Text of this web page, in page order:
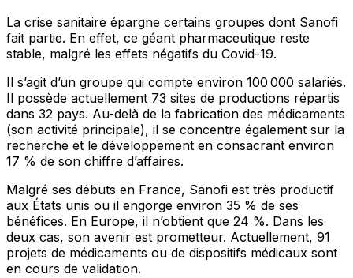
La crise sanitaire épargne certains groupes dont Sanofi
fait partie. En effet, ce géant pharmaceutique reste
stable, malgré les effets négatifs du Covid-19.
Il s’agit d’un groupe qui compte environ 100 000 salariés.
Il possède actuellement 73 sites de productions répartis
dans 32 pays. Au-delà de la fabrication des médicaments
(son activité principale), il se concentre également sur la
recherche et le développement en consacrant environ
17 % de son chiffre d’affaires.
Malgré ses débuts en France, Sanofi est très productif
aux États unis ou il engorge environ 35 % de ses
bénéfices. En Europe, il n’obtient que 24 %. Dans les
deux cas, son avenir est prometteur. Actuellement, 91
projets de médicaments ou de dispositifs médicaux sont
en cours de validation.